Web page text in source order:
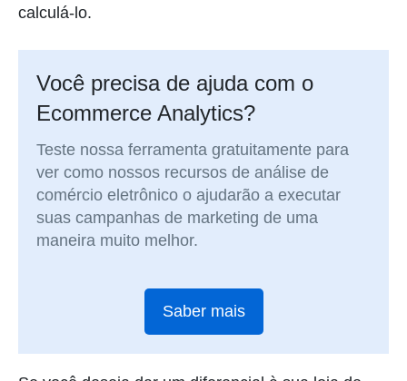
calculá-lo.
Você precisa de ajuda com o
Ecommerce Analytics?
Teste nossa ferramenta gratuitamente para
ver como nossos recursos de análise de
comércio eletrônico o ajudarão a executar
suas campanhas de marketing de uma
maneira muito melhor.
Saber mais